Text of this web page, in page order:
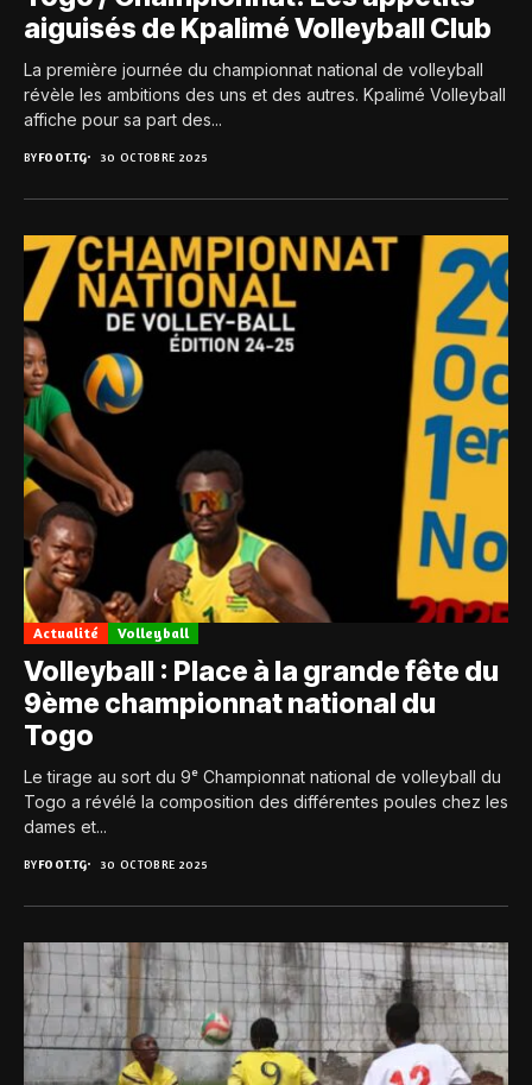
aiguisés de Kpalimé Volleyball Club
La première journée du championnat national de volleyball
révèle les ambitions des uns et des autres. Kpalimé Volleyball
affiche pour sa part des...
BYFOOT.TG 30 OCTOBRE 2025
Actualité Volleyball
Volleyball : Place à la grande fête du
9ème championnat national du
Togo
Le tirage au sort du 9ᵉ Championnat national de volleyball du
Togo a révélé la composition des différentes poules chez les
dames et...
BYFOOT.TG 30 OCTOBRE 2025